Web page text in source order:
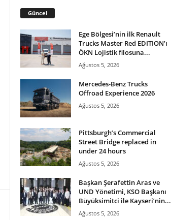
Güncel
Ege Bölgesi’nin ilk Renault
Trucks Master Red EDITION’ı
ÖKN Lojistik filosuna...
Ağustos 5, 2026
Mercedes-Benz Trucks
Offroad Experience 2026
Ağustos 5, 2026
Pittsburgh’s Commercial
Street Bridge replaced in
under 24 hours
Ağustos 5, 2026
Başkan Şerafettin Aras ve
UND Yönetimi, KSO Başkanı
Büyüksimitci ile Kayseri’nin...
Ağustos 5, 2026